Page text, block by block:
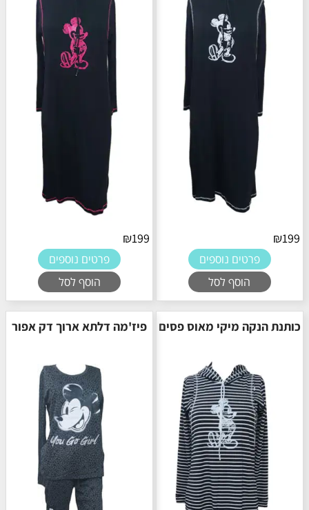
₪199
פרטים נוספים
הוסף לסל
₪199
פרטים נוספים
הוסף לסל
כותנת הנקה מיקי מאוס פסים פיז'מה דלתא ארוך דק אפור